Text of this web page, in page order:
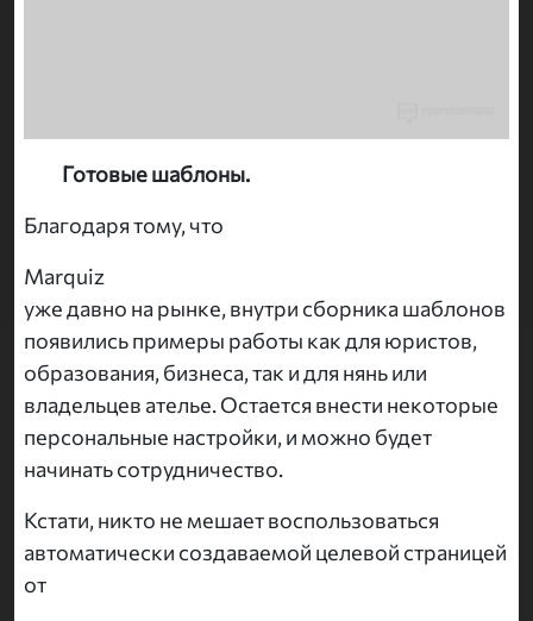
Готовые шаблоны.
Благодаря тому, что
Marquiz
уже давно на рынке, внутри сборника шаблонов
появились примеры работы как для юристов,
образования, бизнеса, так и для нянь или
владельцев ателье. Остается внести некоторые
персональные настройки, и можно будет
начинать сотрудничество.
Кстати, никто не мешает воспользоваться
автоматически создаваемой целевой страницей
от